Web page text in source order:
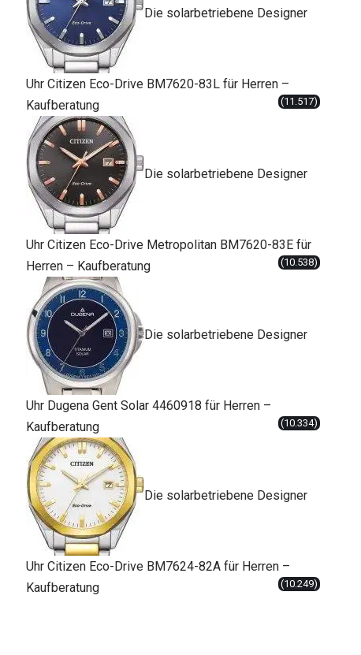
Die solarbetriebene Designer
Uhr Citizen Eco-Drive BM7620-83L für Herren –
Kaufberatung
(11.517)
Die solarbetriebene Designer
Uhr Citizen Eco-Drive Metropolitan BM7620-83E für
Herren – Kaufberatung
(10.538)
Die solarbetriebene Designer
Uhr Dugena Gent Solar 4460918 für Herren –
Kaufberatung
(10.334)
Die solarbetriebene Designer
Uhr Citizen Eco-Drive BM7624-82A für Herren –
Kaufberatung
(10.249)